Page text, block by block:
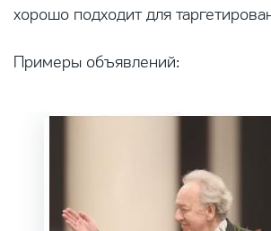
хорошо подходит для
Примеры объявлений: